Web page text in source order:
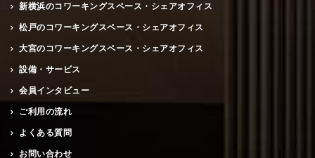
新横浜のコワーキングスペース・シェアオフィス
松戸のコワーキングスペース・シェアオフィス
大宮のコワーキングスペース・シェアオフィス
設備・サービス
会員インタビュー
ご利用の流れ
よくある質問
お問い合わせ